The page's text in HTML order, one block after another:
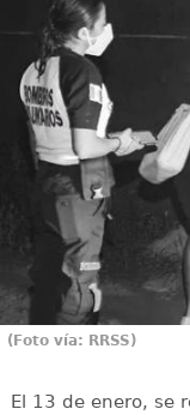
(Foto vía: RRSS)
El 13 de enero, se